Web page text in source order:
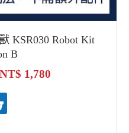
KSR030 Robot Kit
B
1,780